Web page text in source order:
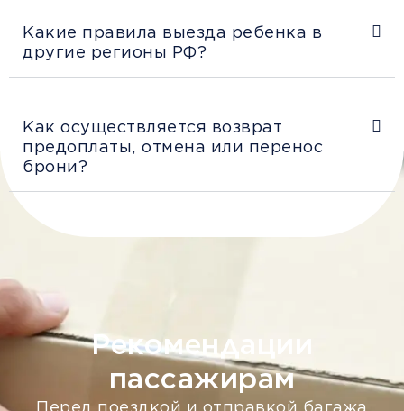
Какие правила выезда ребенка в
другие регионы РФ?
Как осуществляется возврат
предоплаты, отмена или перенос
брони?
Рекомендации
пассажирам